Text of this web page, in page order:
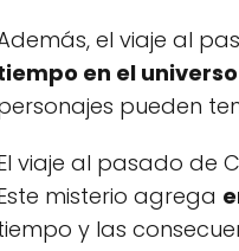
el viaje al
en el
pueden
viaje al pasado de
misterio agrega
y las